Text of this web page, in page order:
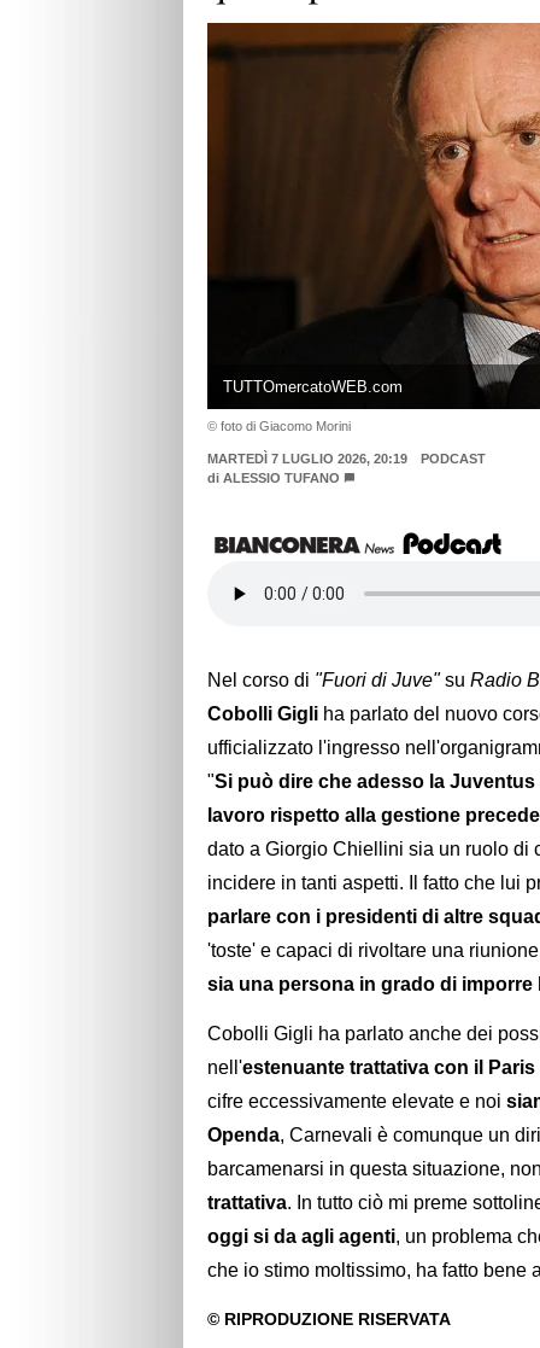
TUTTOmercatoWEB.com
© foto di Giacomo Morini
MARTEDÌ 7 LUGLIO 2026, 20:19
PODCAST
di ALESSIO TUFANO
Nel corso di "Fuori di Juve"su Radio
Cobolli Gigli ha parlato del nuovo
ufficializzato l'ingresso
"Si può dire che adesso la
lavoro rispetto alla gestione
dato a Giorgio Chiellini sia un ruolo di
incidere in tanti aspetti. Il fatto che lui
parlare con i presidenti di altre
'toste' e capaci di rivoltare una
sia una persona in grado di
Cobolli Gigli ha parlato anche dei
nell'estenuante trattativa con il
cifre eccessivamente elevate e noi
Openda, Carnevali è comunque un
barcamenarsi in questa situazione,
trattativa. In tutto ciò mi preme
oggi si da agli agenti, un problema
che io stimo moltissimo, ha fatto bene